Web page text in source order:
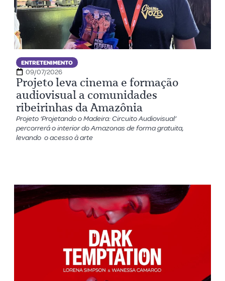
ENTRETENIMENTO
09/07/2026
Projeto leva cinema e formação
audiovisual a comunidades
ribeirinhas da Amazônia
Projeto ‘Projetando o Madeira: Circuito Audiovisual’
percorrerá o interior do Amazonas de forma gratuita,
levando o acesso à arte